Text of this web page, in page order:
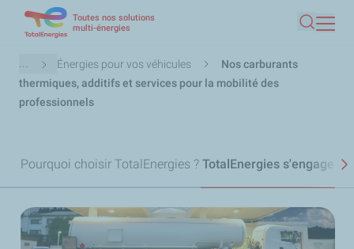
contenu
principal
Toutes nos solutions
multi-énergies
Fil
d'Ariane
... Énergies pour vos véhicules
Nos carburants
thermiques, additifs et services pour la mobilité des
professionnels
Pourquoi choisir TotalEnergies ? TotalEnergies s'engage